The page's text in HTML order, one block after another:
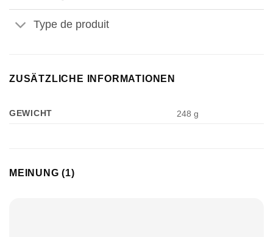
Type de produit
ZUSÄTZLICHE INFORMATIONEN
GEWICHT 248 g
MEINUNG (1)